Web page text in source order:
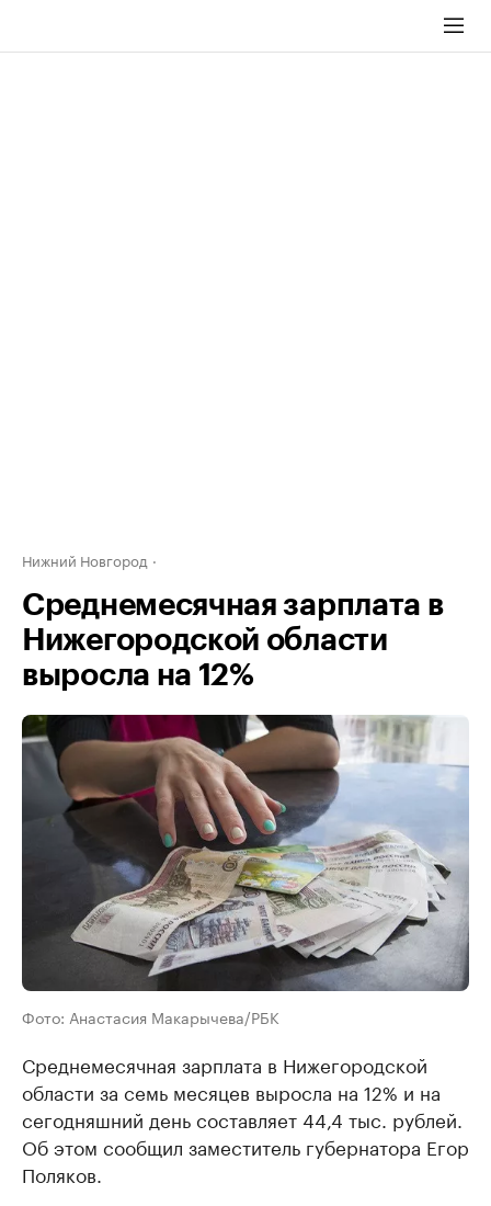
Нижний Новгород
Среднемесячная зарплата в
Нижегородской области
выросла на 12%
Фото: Анастасия Макарычева/РБК
Среднемесячная зарплата в Нижегородской
области за семь месяцев выросла на 12% и на
сегодняшний день составляет 44,4 тыс. рублей.
Об этом сообщил заместитель губернатора Егор
Поляков.